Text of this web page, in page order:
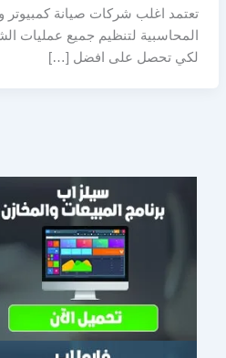
تعتمد اغلب شركات صيانة كمبيوتر
المحاسبية لتنظيم جميع عمليات
لكي تحصل على افضل […]